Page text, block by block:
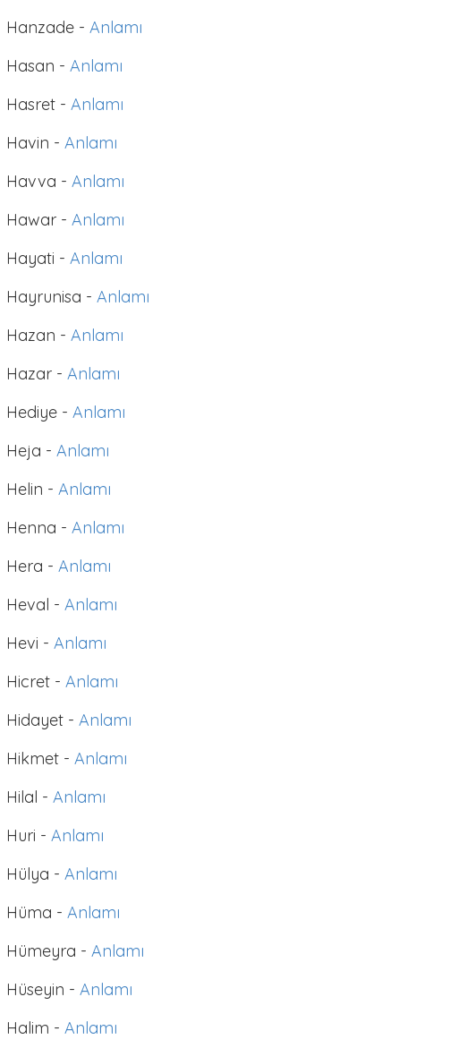
Hanzade - Anlamı
Hasan - Anlamı
Hasret - Anlamı
Havin - Anlamı
Havva - Anlamı
Hawar - Anlamı
Hayati - Anlamı
Hayrunisa - Anlamı
Hazan - Anlamı
Hazar - Anlamı
Hediye - Anlamı
Heja - Anlamı
Helin - Anlamı
Henna - Anlamı
Hera - Anlamı
Heval - Anlamı
Hevi - Anlamı
Hicret - Anlamı
Hidayet - Anlamı
Hikmet - Anlamı
Hilal - Anlamı
Huri - Anlamı
Hülya - Anlamı
Hüma - Anlamı
Hümeyra - Anlamı
Hüseyin - Anlamı
Halim - Anlamı